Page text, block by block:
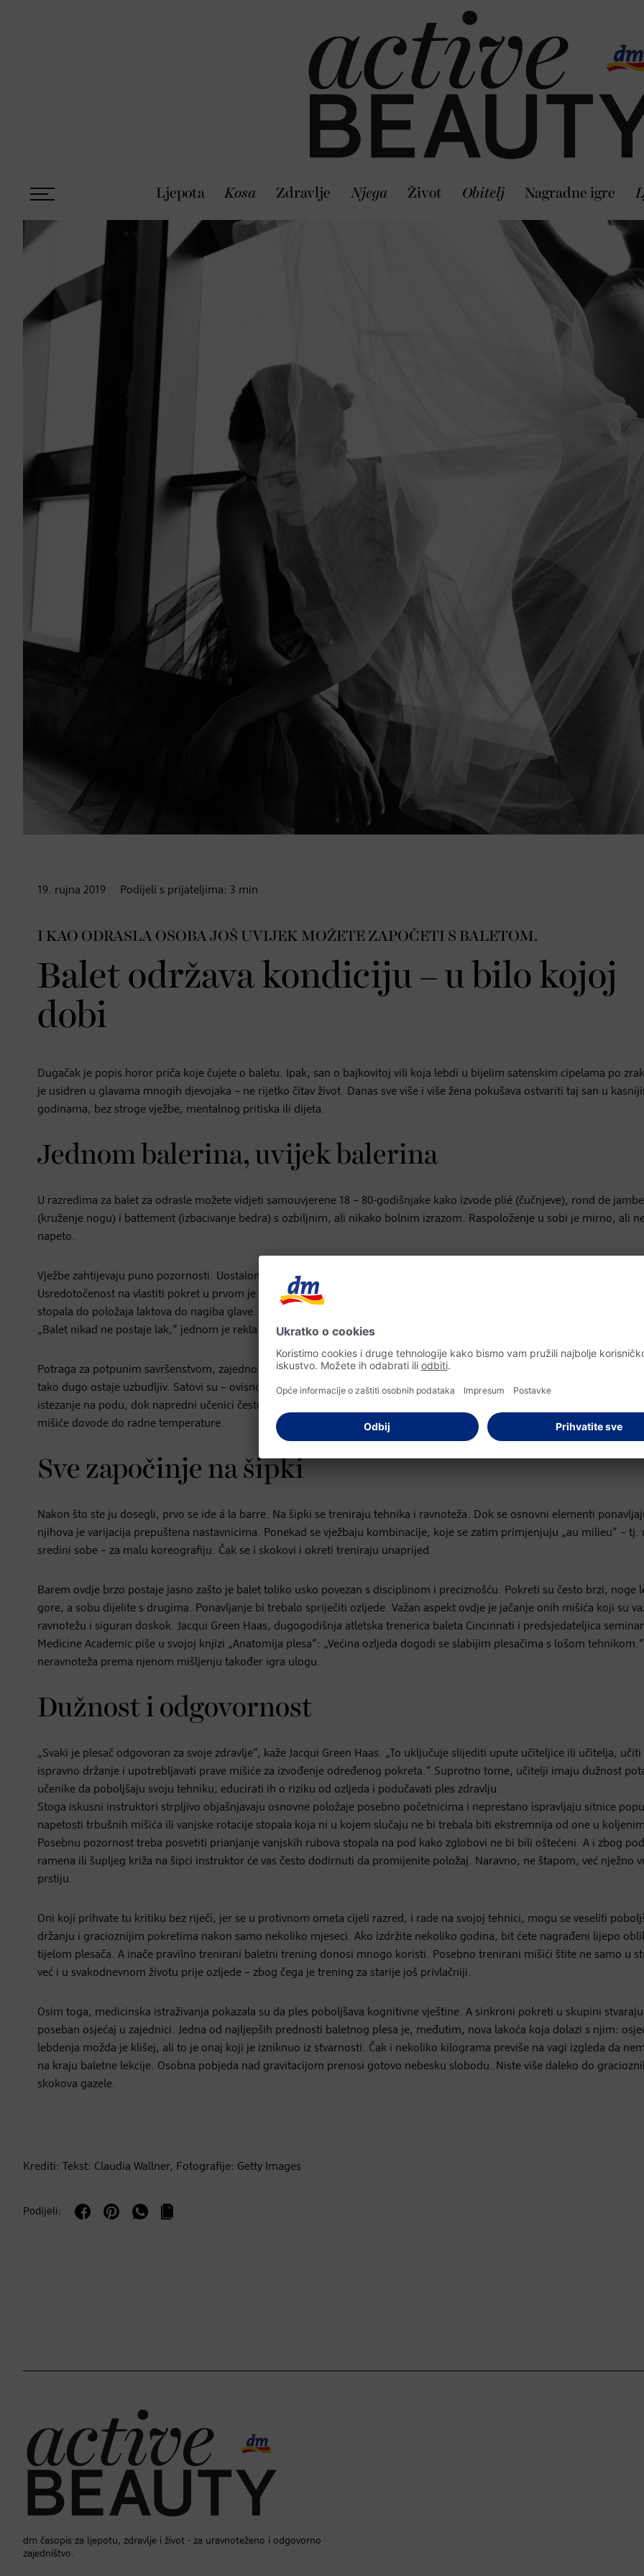
Ljepota Kosa Zdravlje Njega Život Obitelj Nagradne igre
19. rujna 2019 Podijeli s prijateljima: 3 min
I KAO ODRASLA OSOBA JOŠ UVIJEK MOŽETE ZAPOČETI S BALETOM.
Balet održava kondiciju – u bilo kojoj
dobi
Dugačak je popis horor priča koje čujete o baletu. Ipak, san o bajkovitoj vili koja lebdi u bijelim satenskim cipelama po
je usidren u glavama mnogih djevojaka – ne rijetko čitav život. Danas sve više i više žena pokušava ostvariti taj san u
godinama, bez stroge vježbe, mentalnog pritiska ili dijeta.
Jednom balerina, uvijek balerina
U razredima za balet za odrasle možete vidjeti samouvjerene 18 – 80-godišnjake kako izvode plié (čučnjeve), rond de jambe
(kruženje nogu) i battement (izbacivanje bedra) s ozbiljnim, ali nikako bolnim izrazom. Raspoloženje u sobi je mirno, ali
napeto.
Vježbe zahtijevaju puno pozornosti. Uostalom, one se prikazuju samo jednom i tada ih je potrebno samostalno izvršiti.
Usredotočenost na vlastiti pokret u prvom je planu. Uostalom, ima bezbroj detalja koje treba imati na umu, od ispravnog
stopala do položaja laktova do nagiba glave. Čak i profesionalne balerine rade na osnovama cijeli život kako bi ih
„Balet nikad ne postaje lak,“ jednom je rekla Agnes de Mille, poznata plesačica i koreografkinja. „Jedino postaje moguće.“
Potraga za potpunim savršenstvom, zajedno s čistom nemogućnošću da ih ikada dosegne, nije jedini razlog zašto ovaj
tako dugo ostaje uzbudljiv. Satovi su – ovisno o učitelju baleta – različito osmišljeni. Početnike se često potiče da vježbaju
istezanje na podu, dok napredni učenici često zagrijavanje rade sami. Hodnici ispred studija stoga su prepuni plesača, koji
mišiće dovode do radne temperature.
Sve započinje na šipki
Nakon što ste ju dosegli, prvo se ide á la barre. Na šipki se treniraju tehnika i ravnoteža. Dok se osnovni elementi
njihova je varijacija prepuštena nastavnicima. Ponekad se vježbaju kombinacije, koje se zatim primjenjuju „au milieu“ – tj.
sredini sobe – za malu koreografiju. Čak se i skokovi i okreti treniraju unaprijed.
Barem ovdje brzo postaje jasno zašto je balet toliko usko povezan s disciplinom i preciznošću. Pokreti su često brzi, noge
gore, a sobu dijelite s drugima. Ponavljanje bi trebalo spriječiti ozljede. Važan aspekt ovdje je jačanje onih mišića koji su
ravnotežu i siguran doskok. Jacqui Green Haas, dugogodišnja atletska trenerica baleta Cincinnati i predsjedateljica
Medicine Academic piše u svojoj knjizi „Anatomija plesa“: „Većina ozljeda dogodi se slabijim plesačima s lošom
neravnoteža prema njenom mišljenju također igra ulogu.
Dužnost i odgovornost
„Svaki je plesač odgovoran za svoje zdravlje“, kaže Jacqui Green Haas. „To uključuje slijediti upute učiteljice ili učitelja, učiti
ispravno držanje i upotrebljavati prave mišiće za izvođenje određenog pokreta.“ Suprotno tome, učitelji imaju dužnost
učenike da poboljšaju svoju tehniku, educirati ih o riziku od ozljeda i podučavati ples zdravlju.
Stoga iskusni instruktori strpljivo objašnjavaju osnovne položaje posebno početnicima i neprestano ispravljaju sitnice
napetosti trbušnih mišića ili vanjske rotacije stopala koja ni u kojem slučaju ne bi trebala biti ekstremnija od one u
Posebnu pozornost treba posvetiti prianjanje vanjskih rubova stopala na pod kako zglobovi ne bi bili oštećeni. A i zbog
ramena ili šupljeg križa na šipci instruktor će vas često dodirnuti da promijenite položaj. Naravno, ne štapom, već nježno
prstiju.
Oni koji prihvate tu kritiku bez riječi, jer se u protivnom ometa cijeli razred, i rade na svojoj tehnici, mogu se veseliti
držanju i gracioznijim pokretima nakon samo nekoliko mjeseci. Ako izdržite nekoliko godina, bit ćete nagrađeni lijepo
tijelom plesača. A inače pravilno trenirani baletni trening donosi mnogo koristi. Posebno trenirani mišići štite ne samo u
već i u svakodnevnom životu prije ozljede – zbog čega je trening za starije još privlačniji.
Osim toga, medicinska istraživanja pokazala su da ples poboljšava kognitivne vještine. A sinkroni pokreti u skupini
poseban osjećaj u zajednici. Jedna od najljepših prednosti baletnog plesa je, međutim, nova lakoća koja dolazi s njim:
lebdenja možda je klišej, ali to je onaj koji je izniknuo iz stvarnosti. Čak i nekoliko kilograma previše na vagi izgleda da
na kraju baletne lekcije. Osobna pobjeda nad gravitacijom prenosi gotovo nebesku slobodu. Niste više daleko do
skokova gazele.
Krediti: Tekst: Claudia Wallner, Fotografije: Getty Images
Podijeli:
dm časopis za ljepotu, zdravlje i život - za uravnoteženo i odgovorno
zajedništvo.